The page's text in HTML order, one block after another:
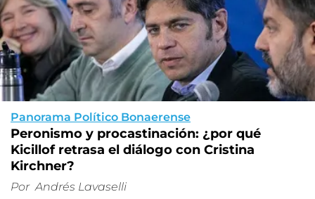
Panorama Político Bonaerense
Peronismo y procastinación: ¿por qué
Kicillof retrasa el diálogo con Cristina
Kirchner?
Por Andrés Lavaselli